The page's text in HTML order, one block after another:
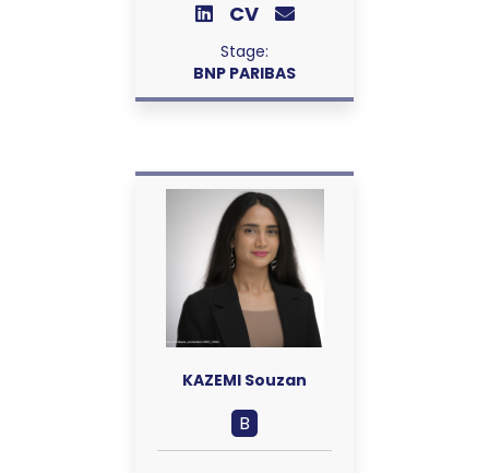
CV
Stage:
BNP PARIBAS
KAZEMI Souzan
B